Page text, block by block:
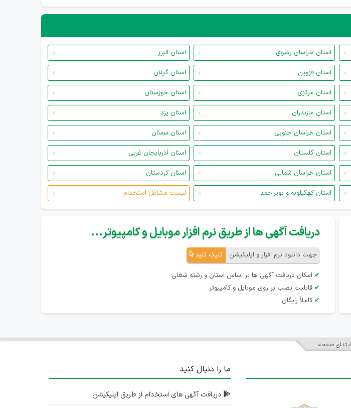
استان خراسان رضوی
استان البرز
استان قزوین
استان گیلان
استان مرکزی
استان خوزستان
استان مازندران
استان یزد
استان خراسان جنوبی
استان سمنان
استان گلستان
استان آذربایجان غربی
استان خراسان شمالی
استان کردستان
استان کهگیلویه و بویراحمد لیست مشاغل استخدام
دریافت آگهی ها از طریق نرم افزار موبایل و کامپیوتر...
جهت دانلود نرم افزار و اپلیکیشن کلیک کنید
✔ امکان دریافت آگهی ها بر اساس استان و رشته شغلی
✔ قابلیت نصب بر روی موبایل و کامپیوتر
✔ کاملاً رایگان
ابتدای صفحه
ما را دنبال کنید
دریافت آگهی های استخدام از طریق اپلیکیشن